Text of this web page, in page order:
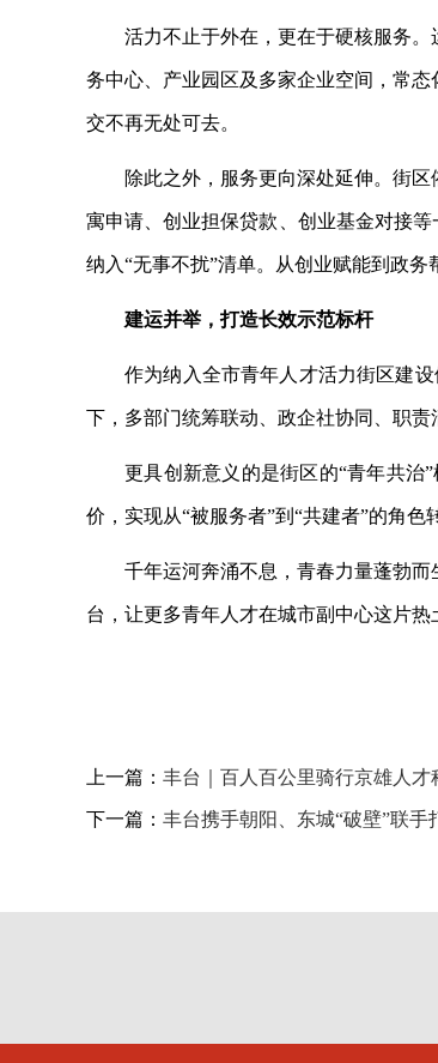
活力不止于外在，更在于硬核服务
务中心、产业园区及多家企业空间，常
交不再无处可去。
除此之外，服务更向深处延伸。街
寓申请、创业担保贷款、创业基金对接
纳入“无事不扰”清单。从创业赋能到政
建运并举，打造长效示范标杆
作为纳入全市青年人才活力街区建
下，多部门统筹联动、政企社协同、职责
更具创新意义的是街区的“青年共治
价，实现从“被服务者”到“共建者”的角
千年运河奔涌不息，青春力量蓬勃
台，让更多青年人才在城市副中心这片热
上一篇： 丰台｜百人百公里骑行京雄人才
下一篇： 丰台携手朝阳、东城“破壁”联手